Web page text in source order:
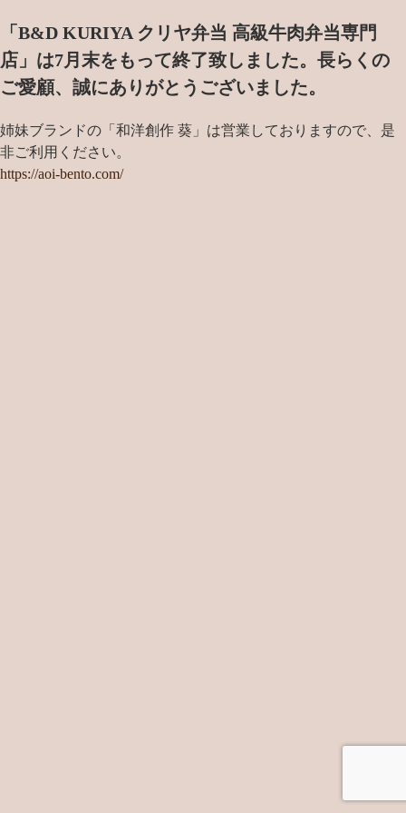
「B&D KURIYA クリヤ弁当 高級牛肉弁当専門
店」は7月末をもって終了致しました。 長らくの
ご愛顧、誠にありがとうございました。
姉妹ブランドの「和洋創作 葵」は営業しておりますので、是
非ご利用ください。
https://aoi-bento.com/